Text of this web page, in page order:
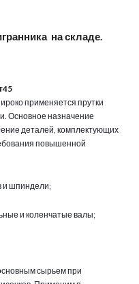
на складе.
применяется прутки
Основное назначение
деталей, комплектующих
повышенной
и шпиндели;
и коленчатые валы;
сырьем при